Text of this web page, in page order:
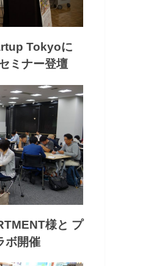
Tokyoに
ミナー登壇
様と プ
ボ開催